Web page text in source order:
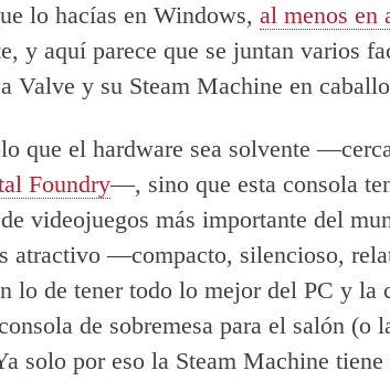
lo hacías en Windows, al menos en
y aquí parece que se juntan varios
Valve y su Steam Machine en
que el hardware sea solvente
Foundry—, sino que esta consola
videojuegos más importante del
atractivo —compacto, silencioso,
de tener todo lo mejor del PC y la
de sobremesa para el salón (o
solo por eso la Steam Machine tiene